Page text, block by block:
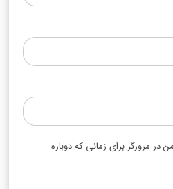
در مرورگر برای زمانی که دوباره